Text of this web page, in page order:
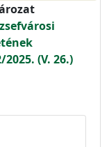
(V. 26.)